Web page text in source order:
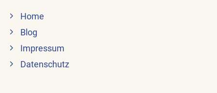
Home
Blog
Impressum
Datenschutz